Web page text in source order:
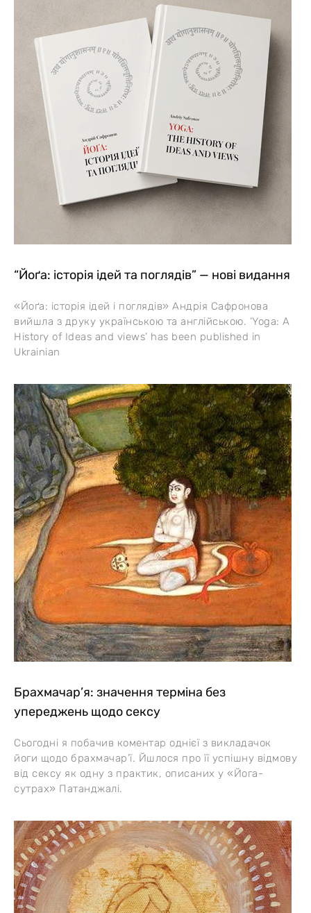
“Йоґа: історія ідей та поглядів” — нові видання
«Йоґа: історія ідей і поглядів» Андрія Сафронова
вийшла з друку українською та англійською. ‘Yoga: A
History of Ideas and views’ has been published in
Ukrainian
Брахмачар’я: значення терміна без
упереджень щодо сексу
Сьогодні я побачив коментар однієї з викладачок
йоги щодо брахмачар’ї. Йшлося про її успішну відмову
від сексу як одну з практик, описаних у «Йога-
сутрах» Патанджалі.